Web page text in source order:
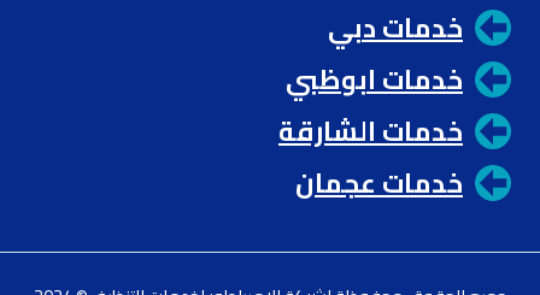
خدمات دبي
خدمات ابوظبي
خدمات الشارقة
خدمات عجمان